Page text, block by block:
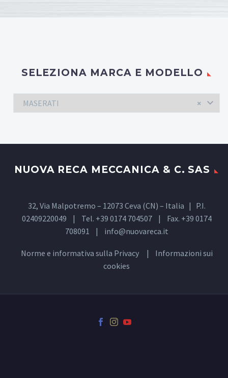
SELEZIONA MARCA E MODELLO
×
MASERATI
NUOVA RECA MECCANICA & C. SAS
32, Via Malpotremo – 12073 Ceva (CN) – Italia | P.I.
02409220049 | Tel. +39 0174 704507 | Fax. +39 0174
708091 | info@nuovareca.it
Norme e informativa sulla Privacy| Informazioni sui
cookies